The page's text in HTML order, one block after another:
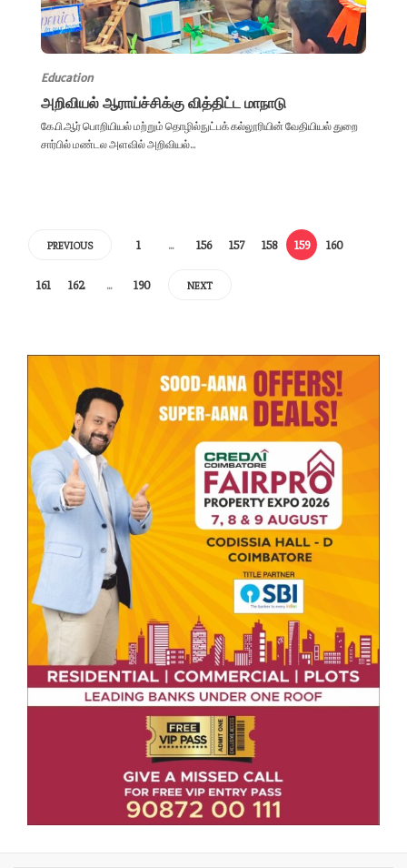
Education
அறிவியல் ஆராய்ச்சிக்கு வித்திட்ட மாநாடு
கே.பி.ஆர் பொறியியல் மற்றும் தொழில்நுட்பக் கல்லூரியின் வேதியியல் துறை
சார்பில் மண்டல அளவில் அறிவியல்...
PREVIOUS 1 … 156 157 158 159 160
161 162 … 190 NEXT